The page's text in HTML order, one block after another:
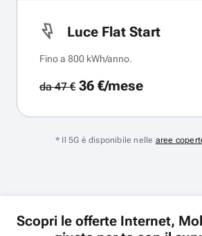
Luce Flat Start
Fino a 800 kWh/anno.
da 47 €36 €/mese
* Il 5G è disponibile nelle aree
Scopri le offerte Internet,